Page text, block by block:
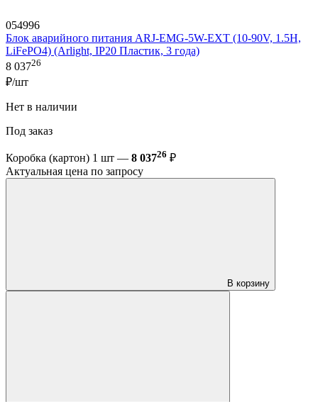
054996
Блок аварийного питания ARJ-EMG-5W-EXT (10-90V, 1.5H,
LiFePO4) (Arlight, IP20 Пластик, 3 года)
8 03726
₽/шт
Нет в наличии
Под заказ
Коробка (картон) 1 шт — 8 03726 ₽
Актуальная цена по запросу
В корзину